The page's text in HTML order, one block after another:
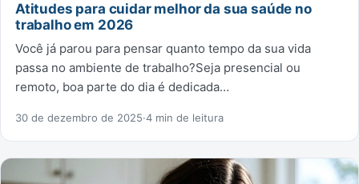
Atitudes para cuidar melhor da sua saúde no
trabalho em 2026
Você já parou para pensar quanto tempo da sua vida
passa no ambiente de trabalho?Seja presencial ou
remoto, boa parte do dia é dedicada…
30 de dezembro de 2025·4 min de leitura